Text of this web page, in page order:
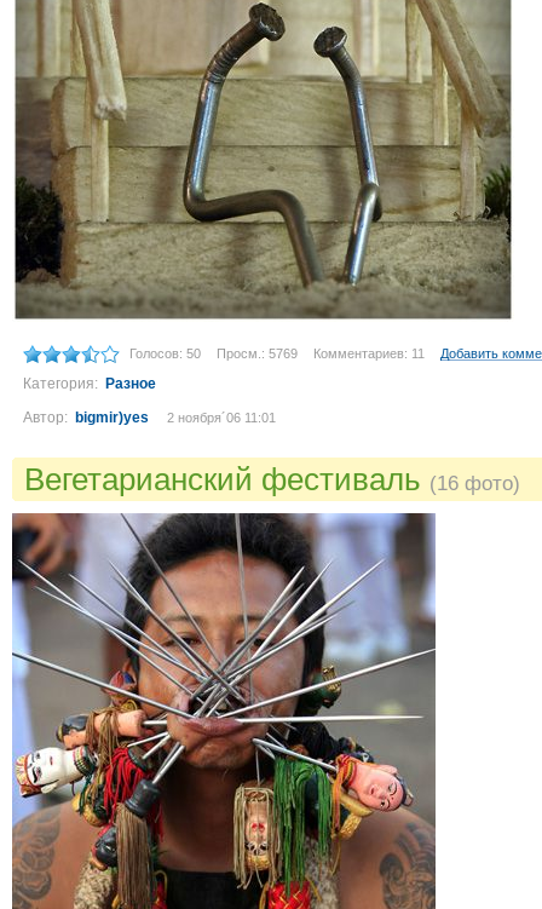
Голосов: 50 Просм.: 5769 Комментариев: 11 Добавить
Категория: Разное
Автор: bigmir)yes 2 ноября´06 11:01
Вегетарианский фестиваль (16 фото)